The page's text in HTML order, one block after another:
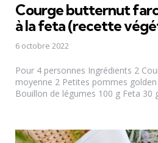
Courge butternut
à la feta (recette
6 octobre 2022
Pour 4 personnes Ingrédients 2
moyenne 2 Petites pommes
Bouillon de légumes 100 g Feta 30